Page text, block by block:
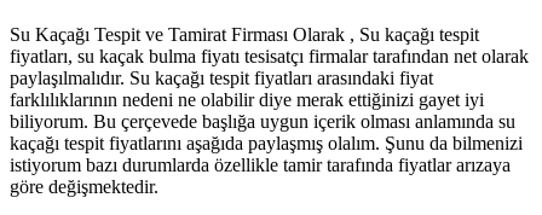
Su Kaçağı Tespit ve Tamirat Firması Olarak , Su kaçağı tespit
fiyatları, su kaçak bulma fiyatı tesisatçı firmalar tarafından net olarak
paylaşılmalıdır. Su kaçağı tespit fiyatları arasındaki fiyat
farklılıklarının nedeni ne olabilir diye merak ettiğinizi gayet iyi
biliyorum. Bu çerçevede başlığa uygun içerik olması anlamında su
kaçağı tespit fiyatlarını aşağıda paylaşmış olalım. Şunu da bilmenizi
istiyorum bazı durumlarda özellikle tamir tarafında fiyatlar arızaya
göre değişmektedir.